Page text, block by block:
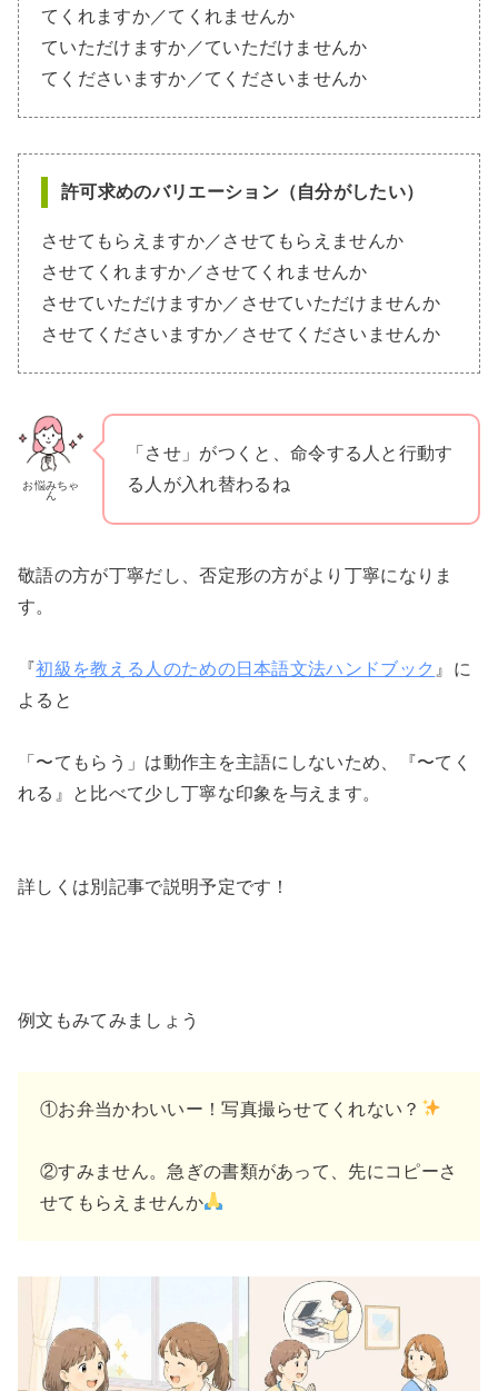
てくれますか／てくれませんか
ていただけますか／ていただけませんか
てくださいますか／てくださいませんか
許可求めのバリエーション（自分がしたい）
させてもらえますか／させてもらえませんか
させてくれますか／させてくれませんか
させていただけますか／させていただけませんか
させてくださいますか／させてくださいませんか
お悩みちゃ
ん
「させ」がつくと、命令する人と行動す
る人が入れ替わるね
敬語の方が丁寧だし、否定形の方がより丁寧になりま
す。
『初級を教える人のための日本語文法ハンドブック 』に
よると
「〜てもらう」は動作主を主語にしないため、『〜てく
れる』と比べて少し丁寧な印象を与えます。
詳しくは別記事で説明予定です！
例文もみてみましょう
①お弁当かわいいー！写真撮らせてくれない？
②すみません。急ぎの書類があって、先にコピーさ
せてもらえませんか